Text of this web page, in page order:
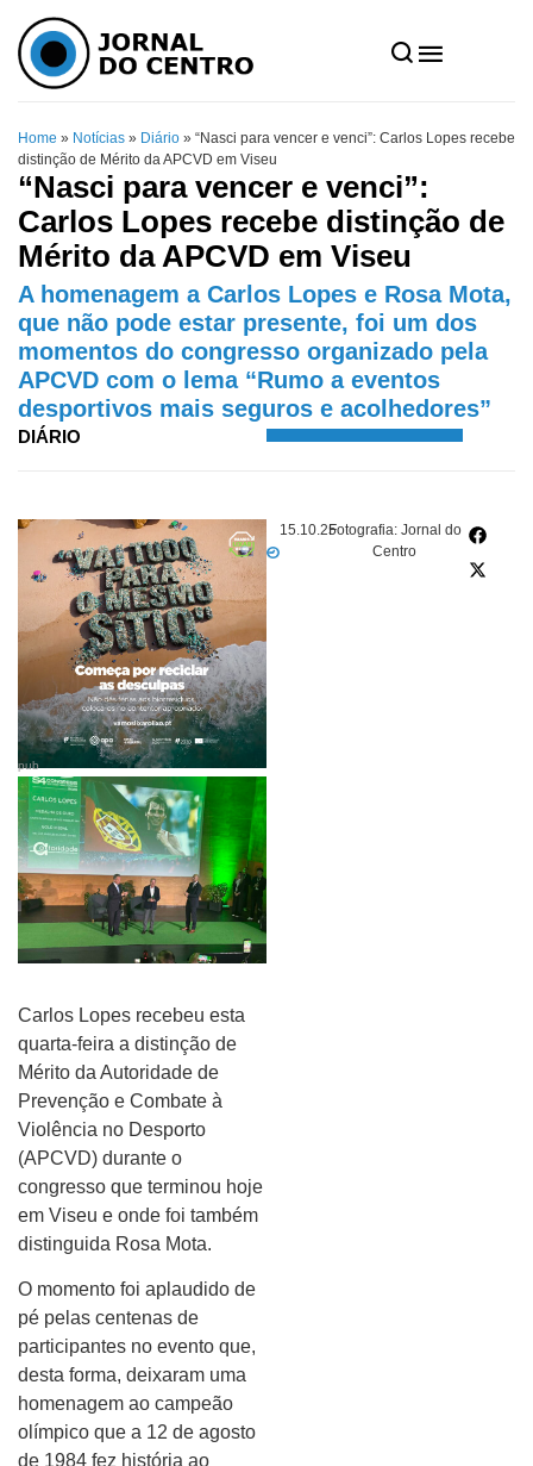
Home » Notícias » Diário » “Nasci para vencer e venci”: Carlos Lopes recebe
distinção de Mérito da APCVD em Viseu
“Nasci para vencer e venci”:
Carlos Lopes recebe distinção de
Mérito da APCVD em Viseu
A homenagem a Carlos Lopes e Rosa Mota,
que não pode estar presente, foi um dos
momentos do congresso organizado pela
APCVD com o lema “Rumo a eventos
desportivos mais seguros e acolhedores”
DIÁRIO
15.10.25Fotografia: Jornal do
Centro
pub
Carlos Lopes recebeu esta
quarta-feira a distinção de
Mérito da Autoridade de
Prevenção e Combate à
Violência no Desporto
(APCVD) durante o
congresso que terminou hoje
em Viseu e onde foi também
distinguida Rosa Mota.
O momento foi aplaudido de
pé pelas centenas de
participantes no evento que,
desta forma, deixaram uma
homenagem ao campeão
olímpico que a 12 de agosto
de 1984 fez história ao